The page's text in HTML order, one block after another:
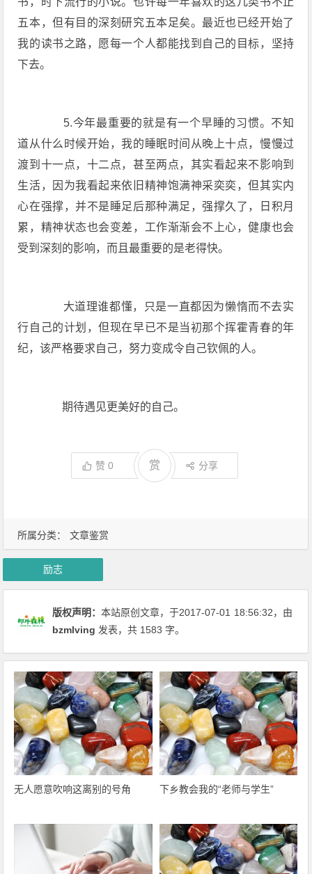
所属分类： 文章鉴赏
五本，但有目的深刻研究五本足矣。最近也已经开始了
我的读书之路，愿每一个人都能找到自己的目标，坚持
下去。
5.今年最重要的就是有一个早睡的习惯。不知
道从什么时候开始，我的睡眠时间从晚上十点，慢慢过
渡到十一点，十二点，甚至两点，其实看起来不影响到
生活，因为我看起来依旧精神饱满神采奕奕，但其实内
心在强撑，并不是睡足后那种满足，强撑久了，日积月
累，精神状态也会变差，工作渐渐会不上心，健康也会
受到深刻的影响，而且最重要的是老得快。
大道理谁都懂，只是一直都因为懒惰而不去实
行自己的计划，但现在早已不是当初那个挥霍青春的年
纪，该严格要求自己，努力变成令自己钦佩的人。
期待遇见更美好的自己。
赞0 赏 分享
励志
版权声明：本站原创文章，于2017-07-01 18:56:32，由
bzmlving 发表，共 1583 字。
无人愿意吹响这离别的号角 下乡教会我的“老师与学生”